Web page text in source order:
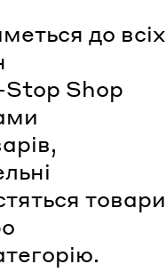
до всіх
Stop Shop
товари